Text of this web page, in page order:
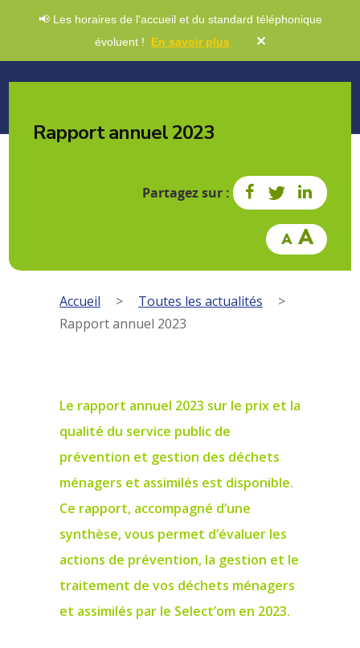
📢 Les horaires de l'accueil et du standard téléphonique
évoluent ! En savoir plus ✕
Rapport annuel 2023
Partagez sur :
Accueil > Toutes les actualités
>
Rapport annuel 2023
Le rapport annuel 2023 sur le prix et la
qualité du service public de
prévention et gestion des déchets
ménagers et assimilés est disponible.
Ce rapport, accompagné d’une
synthèse, vous permet d’évaluer les
actions de prévention, la gestion et le
traitement de vos déchets ménagers
et assimilés par le Select’om en 2023.